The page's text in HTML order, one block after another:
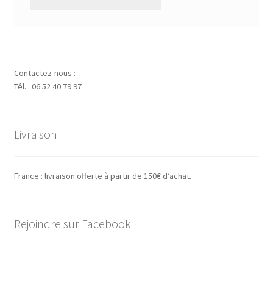
Contactez-nous :
Tél. : 06 52 40 79 97
Livraison
France : livraison offerte à partir de 150€ d’achat.
Rejoindre sur Facebook